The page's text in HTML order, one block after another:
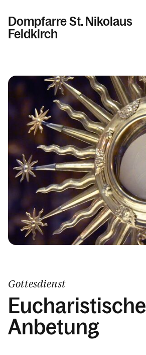
Dompfarre St. Nikolaus
Feldkirch
Kalender
Personen
Kontakt
Gottesdienst
Eucharistische
Anbetung